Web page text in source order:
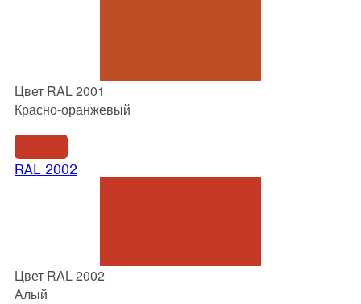
Цвет RAL 2001
Красно-оранжевый
RAL 2002
Цвет RAL 2002
Алый